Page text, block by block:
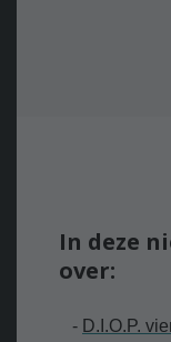
In deze
over:
- D.I.O.P.